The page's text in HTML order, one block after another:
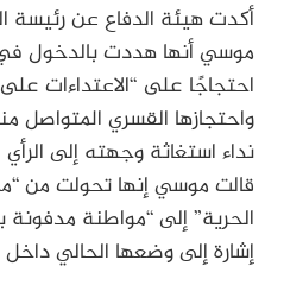
أكدت هيئة الدفاع عن رئيسة
موسي أنها هددت بالدخول
احتجاجًا على “الاعتداءات
نداء استغاثة وجهته إلى
قالت موسي إنها تحولت من
الحرية” إلى “مواطنة
إشارة إلى وضعها الحالي